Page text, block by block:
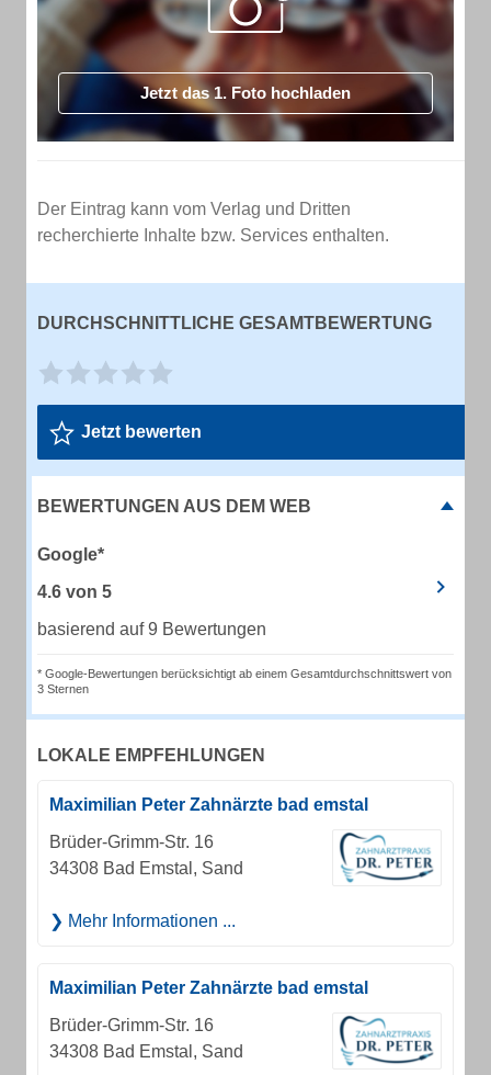
Jetzt das 1. Foto hochladen
Der Eintrag kann vom Verlag und Dritten
recherchierte Inhalte bzw. Services enthalten.
DURCHSCHNITTLICHE GESAMTBEWERTUNG
Jetzt bewerten
BEWERTUNGEN AUS DEM WEB
Google*
4.6 von 5
basierend auf 9 Bewertungen
* Google-Bewertungen berücksichtigt ab einem Gesamtdurchschnittswert von
3 Sternen
LOKALE EMPFEHLUNGEN
Maximilian Peter Zahnärzte bad emstal
Brüder-Grimm-Str. 16
34308 Bad Emstal, Sand
Mehr Informationen ...
Maximilian Peter Zahnärzte bad emstal
Brüder-Grimm-Str. 16
34308 Bad Emstal, Sand